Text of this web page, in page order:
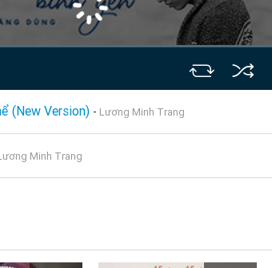
(New Version) - Lương Minh Trang
Minh Trang